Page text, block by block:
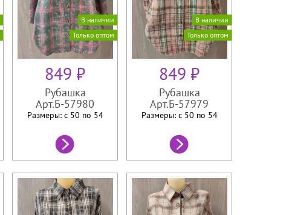
В наличии
Только оптом
849 ₽
Рубашка
Арт.Б-57980
Размеры: с 50 по 54
В наличии
Только оптом
849 ₽
Рубашка
Арт.Б-57979
Размеры: с 50 по 54